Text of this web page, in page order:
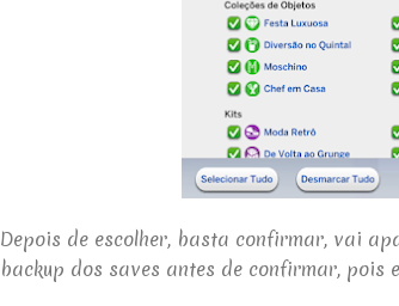
Depois de escolher, basta confirmar, vai
backup dos saves antes de confirmar, pois